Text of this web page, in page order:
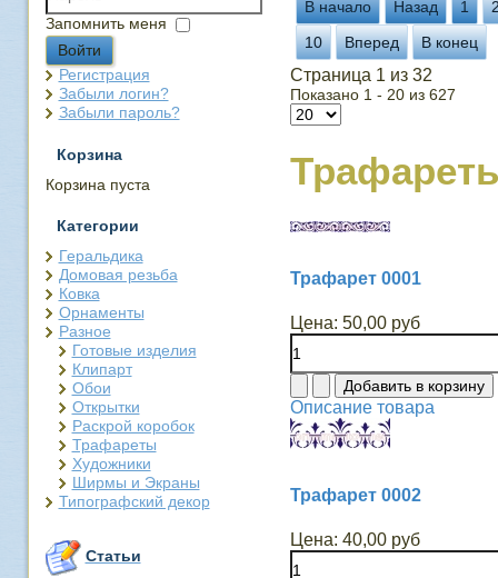
Запомнить меня
Войти
Регистрация
Забыли логин?
Забыли пароль?
Корзина
Корзина пуста
Категории
Геральдика
Домовая резьба
Ковка
Орнаменты
Разное
Готовые изделия
Клипарт
Обои
Открытки
Раскрой коробок
Трафареты
Художники
Ширмы и Экраны
Типографский декор
Статьи
В начало Назад 1
10
Вперед В конец
Страница 1 из 32
Показано 1 - 20 из 627
Трафарет 0001
Цена: 50,00 руб
Описание товара
Трафарет 0002
Цена: 40,00 руб